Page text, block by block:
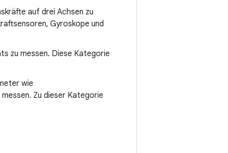
auf drei Achsen zu
Gyroskope und
zu messen. Diese Kategorie
wie
Zu dieser Kategorie